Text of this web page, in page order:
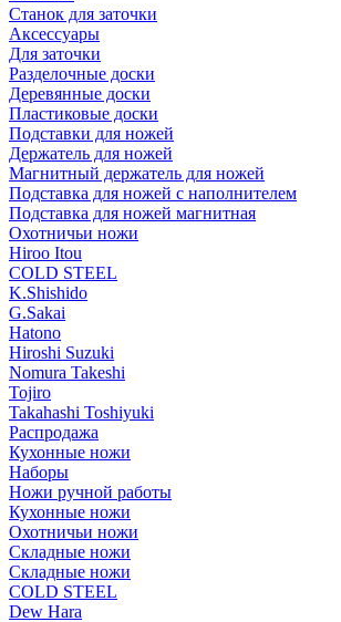
Станок для заточки
Аксессуары
Для заточки
Разделочные доски
Деревянные доски
Пластиковые доски
Подставки для ножей
Держатель для ножей
Магнитный держатель для ножей
Подставка для ножей с наполнителем
Подставка для ножей магнитная
Охотничьи ножи
Hiroo Itou
COLD STEEL
K.Shishido
G.Sakai
Hatono
Hiroshi Suzuki
Nomura Takeshi
Tojiro
Takahashi Toshiyuki
Распродажа
Кухонные ножи
Наборы
Ножи ручной работы
Кухонные ножи
Охотничьи ножи
Складные ножи
Складные ножи
COLD STEEL
Dew Hara